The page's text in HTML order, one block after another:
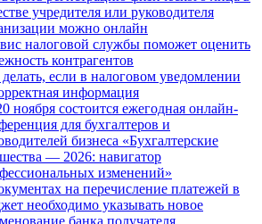
учредителя или руководителя
можно онлайн
налоговой службы поможет оценить
контрагентов
если в налоговом уведомлении
информация
ноября состоится ежегодная онлайн-
для бухгалтеров и
бизнеса «Бухгалтерские
— 2026: навигатор
изменений»
на перечисление платежей в
необходимо указывать новое
банка получателя